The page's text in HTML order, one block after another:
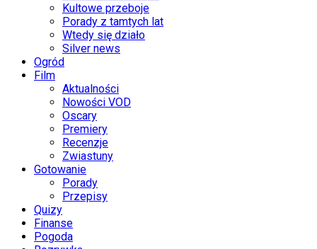
Kultowe przeboje
Porady z tamtych lat
Wtedy się działo
Silver news
Ogród
Film
Aktualności
Nowości VOD
Oscary
Premiery
Recenzje
Zwiastuny
Gotowanie
Porady
Przepisy
Quizy
Finanse
Pogoda